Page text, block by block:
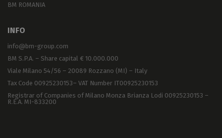
BM ROMANIA
INFO
info@bm-group.com
BM S.P.A. – Share capital € 10.000.000
Viale Milano 54/56 – 20089 Rozzano (MI) – Italy
Tax Code 00925230153– VAT Number IT00925230153
Registrar of Companies of Milano Monza Brianza Lodi 00925230153 –
R.E.A. MI-833200